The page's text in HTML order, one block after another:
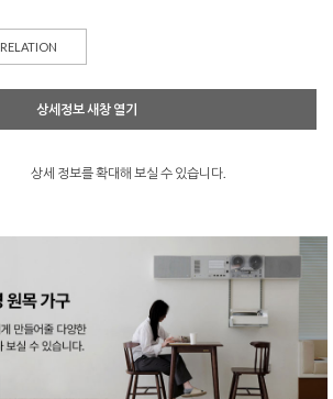
RELATION
상세정보 새창 열기
상세 정보를 확대해 보실 수 있습니다.